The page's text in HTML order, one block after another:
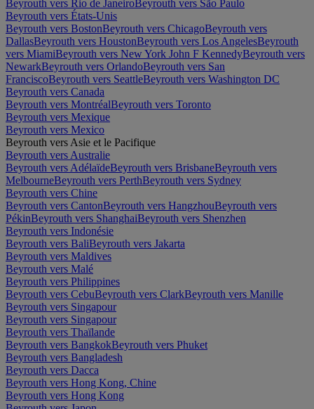
Beyrouth vers Rio de JaneiroBeyrouth vers São Paulo
Beyrouth vers États-Unis
Beyrouth vers BostonBeyrouth vers ChicagoBeyrouth vers
DallasBeyrouth vers HoustonBeyrouth vers Los AngelesBeyrouth
vers MiamiBeyrouth vers New York John F KennedyBeyrouth vers
NewarkBeyrouth vers OrlandoBeyrouth vers San
FranciscoBeyrouth vers SeattleBeyrouth vers Washington DC
Beyrouth vers Canada
Beyrouth vers MontréalBeyrouth vers Toronto
Beyrouth vers Mexique
Beyrouth vers Mexico
Beyrouth vers Asie et le Pacifique
Beyrouth vers Australie
Beyrouth vers AdélaïdeBeyrouth vers BrisbaneBeyrouth vers
MelbourneBeyrouth vers PerthBeyrouth vers Sydney
Beyrouth vers Chine
Beyrouth vers CantonBeyrouth vers HangzhouBeyrouth vers
PékinBeyrouth vers ShanghaiBeyrouth vers Shenzhen
Beyrouth vers Indonésie
Beyrouth vers BaliBeyrouth vers Jakarta
Beyrouth vers Maldives
Beyrouth vers Malé
Beyrouth vers Philippines
Beyrouth vers CebuBeyrouth vers ClarkBeyrouth vers Manille
Beyrouth vers Singapour
Beyrouth vers Singapour
Beyrouth vers Thaïlande
Beyrouth vers BangkokBeyrouth vers Phuket
Beyrouth vers Bangladesh
Beyrouth vers Dacca
Beyrouth vers Hong Kong, Chine
Beyrouth vers Hong Kong